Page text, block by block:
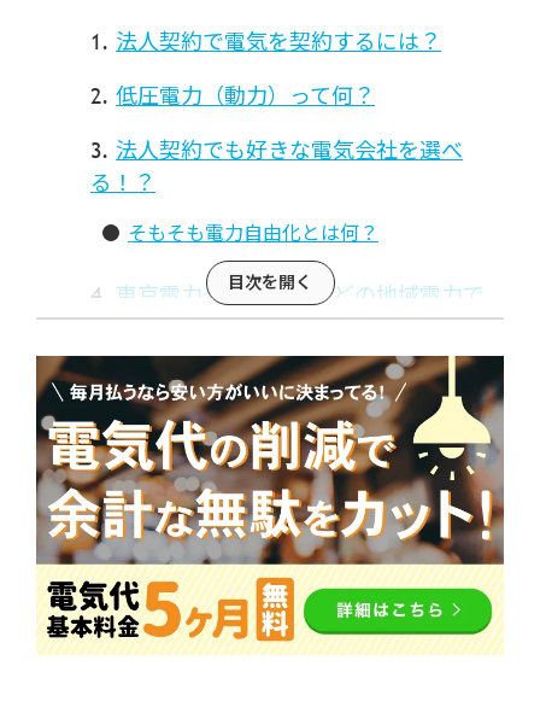
法人契約で電気を契約するには？
低圧電力（動力）って何？
法人契約でも好きな電気会社を選べ
る！？
そもそも電力自由化とは何？
東京電力や関西電力などの地域電力で
の法人契約はもったいない？
新電力会社へ乗り換え（新規契約）を検討
する際のポイント
法人様向けの新電力のハルエネでんき
とは？
特典！ハルエネでんきなら最大5ヶ月間
基本料金無料
さらに特典！動力（低圧電力）切替で